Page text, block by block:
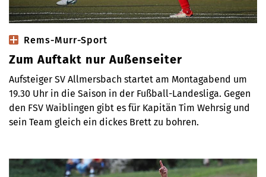
Rems-Murr-Sport
Zum Auftakt nur Außenseiter
Aufsteiger SV Allmersbach startet am Montagabend um
19.30 Uhr in die Saison in der Fußball-Landesliga. Gegen
den FSV Waiblingen gibt es für Kapitän Tim Wehrsig und
sein Team gleich ein dickes Brett zu bohren.